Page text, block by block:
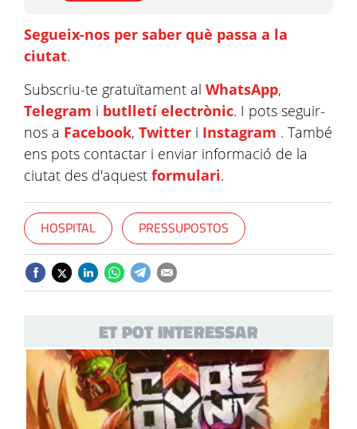
Segueix-nos per saber què passa a la
ciutat.
Subscriu-te gratuïtament al WhatsApp,
Telegram i butlletí electrònic. I pots seguir-
nos a Facebook, Twitter i Instagram . També
ens pots contactar i enviar informació de la
ciutat des d'aquest formulari.
HOSPITAL PRESSUPOSTOS
ET POT INTERESSAR